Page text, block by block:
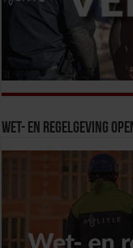
Wet- en Regelgeving